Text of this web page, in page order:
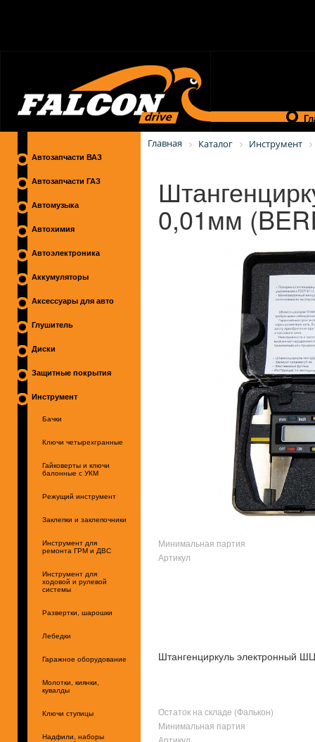
Автозапчасти ВАЗ
Автозапчасти ГАЗ
Автомузыка
Автохимия
Автоэлектроника
Аккумуляторы
Аксессуары для авто
Глушитель
Диски
Защитные покрытия
Инструмент
Бачки
Ключи четырехгранные
Гайковерты и ключи
балонные с УКМ
Режущий инструмент
Заклепки и заклепочники
Инструмент для
ремонта ГРМ и ДВС
Инструмент для
ходовой и рулевой
системы
Развертки, шарошки
Лебедки
Гаражное оборудование
Молотки, киянки,
кувалды
Ключи ступицы
Надфили, наборы
Главная Каталог Инструмент
0,01мм
Минимальная партия
Артикул
Штангенциркуль электронный
Остаток на складе (Фалькон)
Минимальная партия
Артикул